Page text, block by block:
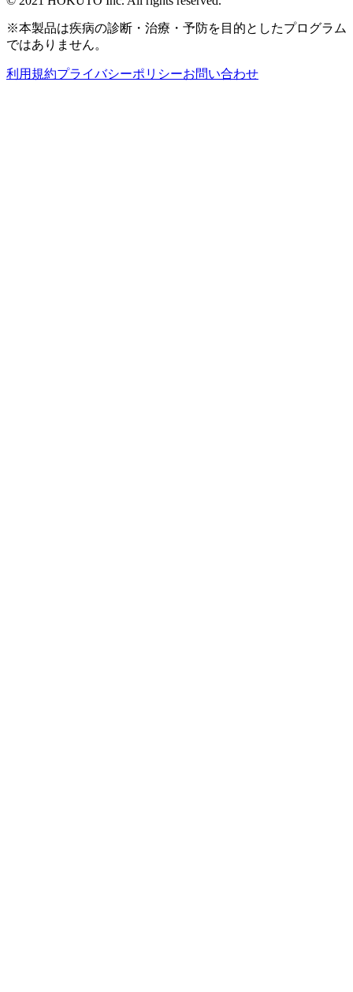
※本製品は疾病の診断・治療・予防を目的としたプログラム
ではありません。
利用規約プライバシーポリシーお問い合わせ